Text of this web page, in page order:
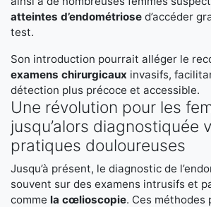
atteintes d’endométriose d’accéder
test.
Son introduction pourrait alléger le
examens chirurgicaux invasifs,
détection plus précoce et accessible.
Une révolution pour les
jusqu’alors diagnostiquée
pratiques douloureuses
Jusqu’à présent, le diagnostic de
souvent sur des examens intrusifs et
comme la cœlioscopie. Ces méthodes